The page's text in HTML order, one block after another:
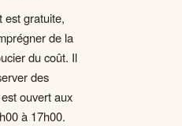
est gratuite,
de la
du coût. Il
des
ouvert aux
à 17h00.